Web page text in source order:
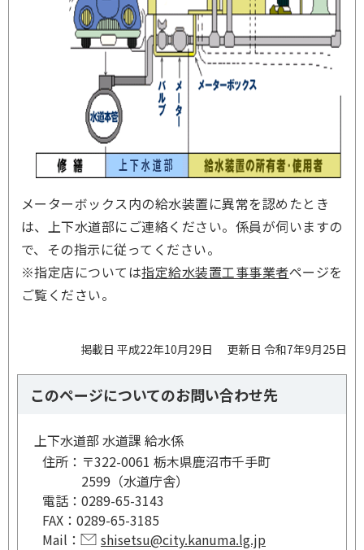
メーターボックス内の給水装置に異常を認めたとき
は、上下水道部にご連絡ください。係員が伺いますの
で、その指示に従ってください。
※指定店については指定給水装置工事事業者ページを
ご覧ください。
掲載日 平成22年10月29日 更新日 令和7年9月25日
このページについてのお問い合わせ先
上下水道部 水道課 給水係
住所： 〒322-0061 栃木県鹿沼市千手町
2599（水道庁舎）
電話： 0289-65-3143
FAX： 0289-65-3185
Mail：
shisetsu@city.kanuma.lg.jp